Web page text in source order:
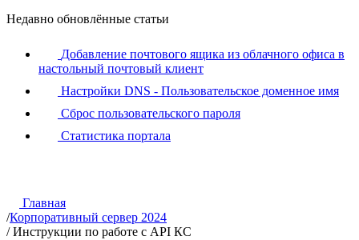
Недавно обновлённые статьи
Добавление почтового ящика из облачного офиса в
настольный почтовый клиент
Настройки DNS - Пользовательское доменное имя
Сброс пользовательского пароля
Статистика портала
Главная
/Корпоративный сервер 2024
/ Инструкции по работе с API КС